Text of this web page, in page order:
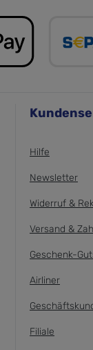
Hilfe
Newsletter
Widerruf &
Versand &
Geschenk-
Airliner
Filiale